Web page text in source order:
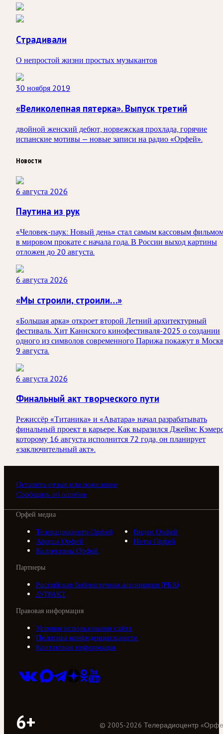
Страдивали
О непростой жизни простых музыкантов
30 ноября 2019
«Великолепная пятерка». Выпуск третий
двойной женский дебют, норвежская прохлада, горячие
испанские мотивы — новые записи на радио «Орфей».
Новости
6 августа 2026
Паутина из рук
«Человек-паук: Новый день» стал самым кассовым
в мировом прокате с начала года. В России выход картины
отложен до 20 августа.
6 августа 2026
«Мы строили, строили…»
«Большая арка» откроет второй Летний архитектурный
фестиваль. Хит Каннского кинофестиваля-2025 о создании
одного из символов современного Парижа покажут в
9 августа.
6 августа 2026
Финальный акт творческого пути
Режиссёр «Титаника» и «Аватара» начал разрабатывать
финальный проект в карьере. Как выразился Джеймс
которому 16 августа исполнится 72 года, он планирует
«заключительный акт».
Оставить отзыв или пожелание
Сообщить об ошибке
Орфей медиа
Телерадиоцентр Орфей
Видео Орфей
Афиша Орфей
Ноты Орфей
Коллективы Орфей
Партнеры
Российская библиотечная ассоциация (РБА)
///ТРАКТ
Правовая информация
Условия использования сайта
Политика конфиденциальности
Контактная информация
6+ © 2005-2026 Телерадиоцентр